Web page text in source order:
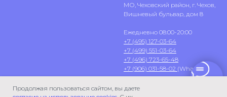
Продолжая пользоваться сайтом, вы даете
МО, Чеховский район, г. Чехов,
Вишневый бульвар, дом 8
Ежедневно 08:00-20:00
+7 (495) 127-03-64
+7 (499) 551-03-64
+7 (496) 723-65-48
+7 (906) 031-58-02 (WhatsApp)